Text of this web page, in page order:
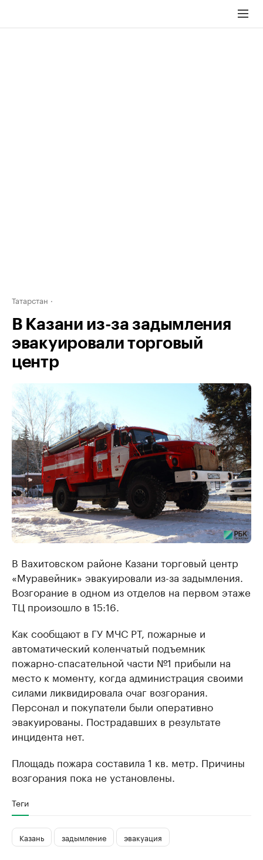
Татарстан
В Казани из-за задымления
эвакуировали торговый
центр
В Вахитовском районе Казани торговый центр
«Муравейник» эвакуировали из-за задымления.
Возгорание в одном из отделов на первом этаже
ТЦ произошло в 15:16.
Как сообщают в ГУ МЧС РТ, пожарные и
автоматический коленчатый подъемник
пожарно-спасательной части №1 прибыли на
место к моменту, когда администрация своими
силами ликвидировала очаг возгорания.
Персонал и покупатели были оперативно
эвакуированы. Пострадавших в результате
инцидента нет.
Площадь пожара составила 1 кв. метр. Причины
возгорания пока не установлены.
Теги
Казань задымление эвакуация